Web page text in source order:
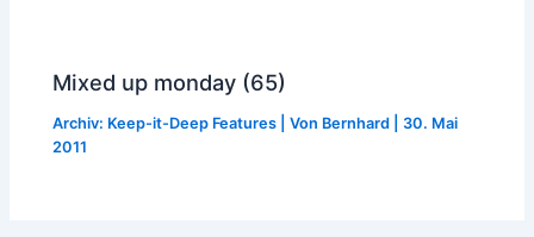
Mixed up monday (65)
Archiv: Keep-it-Deep Features | Von Bernhard |30. Mai
2011